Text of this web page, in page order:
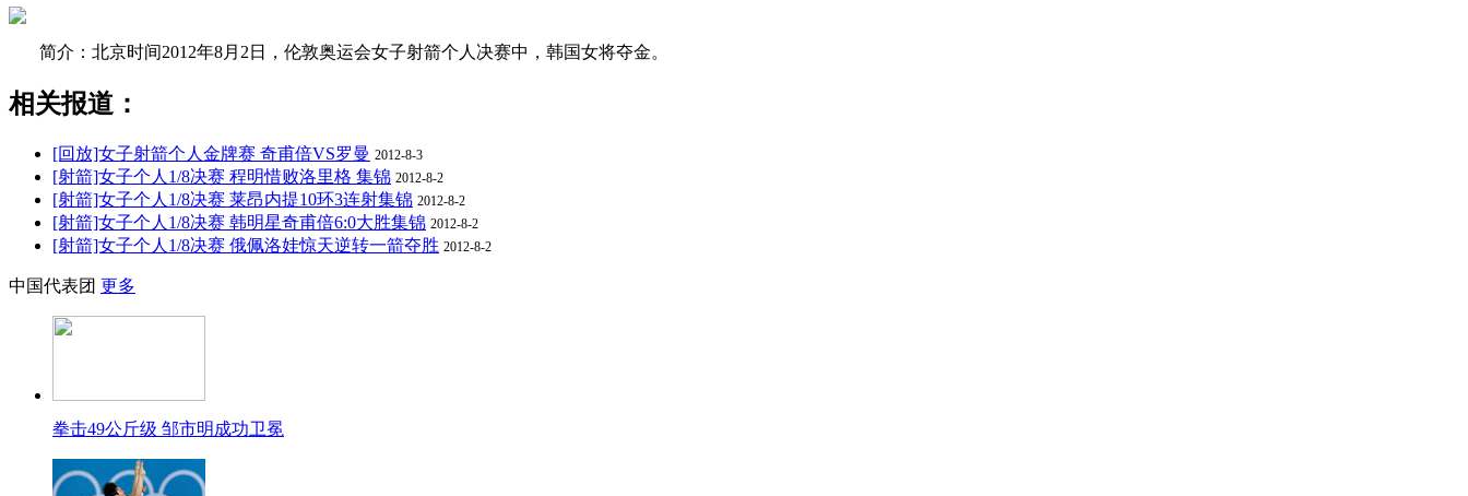
简介：北京时间2012年8月2日，伦敦奥运会女子射箭个人决赛中，韩国女将夺金。
相关报道：
[回放]女子射箭个人金牌赛 奇甫倍VS罗曼 2012-8-3
[射箭]女子个人1/8决赛 程明惜败洛里格 集锦 2012-8-2
[射箭]女子个人1/8决赛 莱昂内提10环3连射集锦 2012-8-2
[射箭]女子个人1/8决赛 韩明星奇甫倍6:0大胜集锦 2012-8-2
[射箭]女子个人1/8决赛 俄佩洛娃惊天逆转一箭夺胜 2012-8-2
中国代表团 更多
拳击49公斤级 邹市明成功卫冕